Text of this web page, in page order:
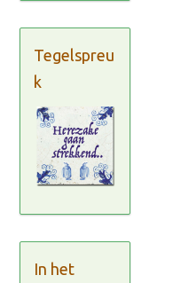
Tegelspreu
k
In het